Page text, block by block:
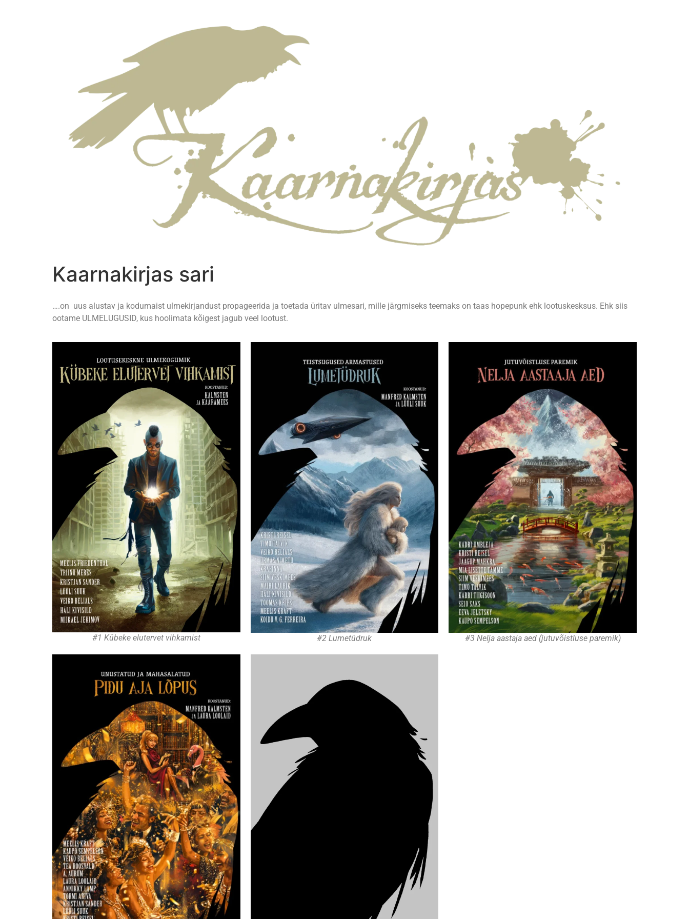
Kaarnakirjas sari
….on uus alustav ja kodumaist ulmekirjandust propageerida ja toetada üritav ulmesari, mille järgmiseks teemaks on taas hopepunk ehk lootuskesksus. Ehk siis
ootame ULMELUGUSID, kus hoolimata kõigest jagub veel lootust.
#1 Kübeke elutervet vihkamist #2 Lumetüdruk #3 Nelja aastaja aed (jutuvõistluse paremik)